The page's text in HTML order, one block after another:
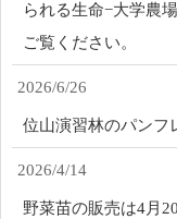
られる生命−大学農
ご覧ください。
2026/6/26
位山演習林のパンフ
2026/4/14
野菜苗の販売は4月